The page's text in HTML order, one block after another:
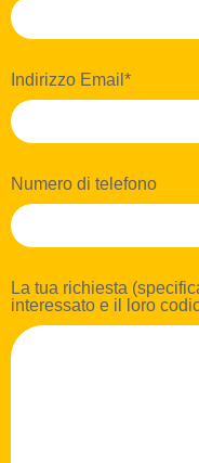
Indirizzo Email*
Numero di telefono
La tua richiesta
interessato e il loro